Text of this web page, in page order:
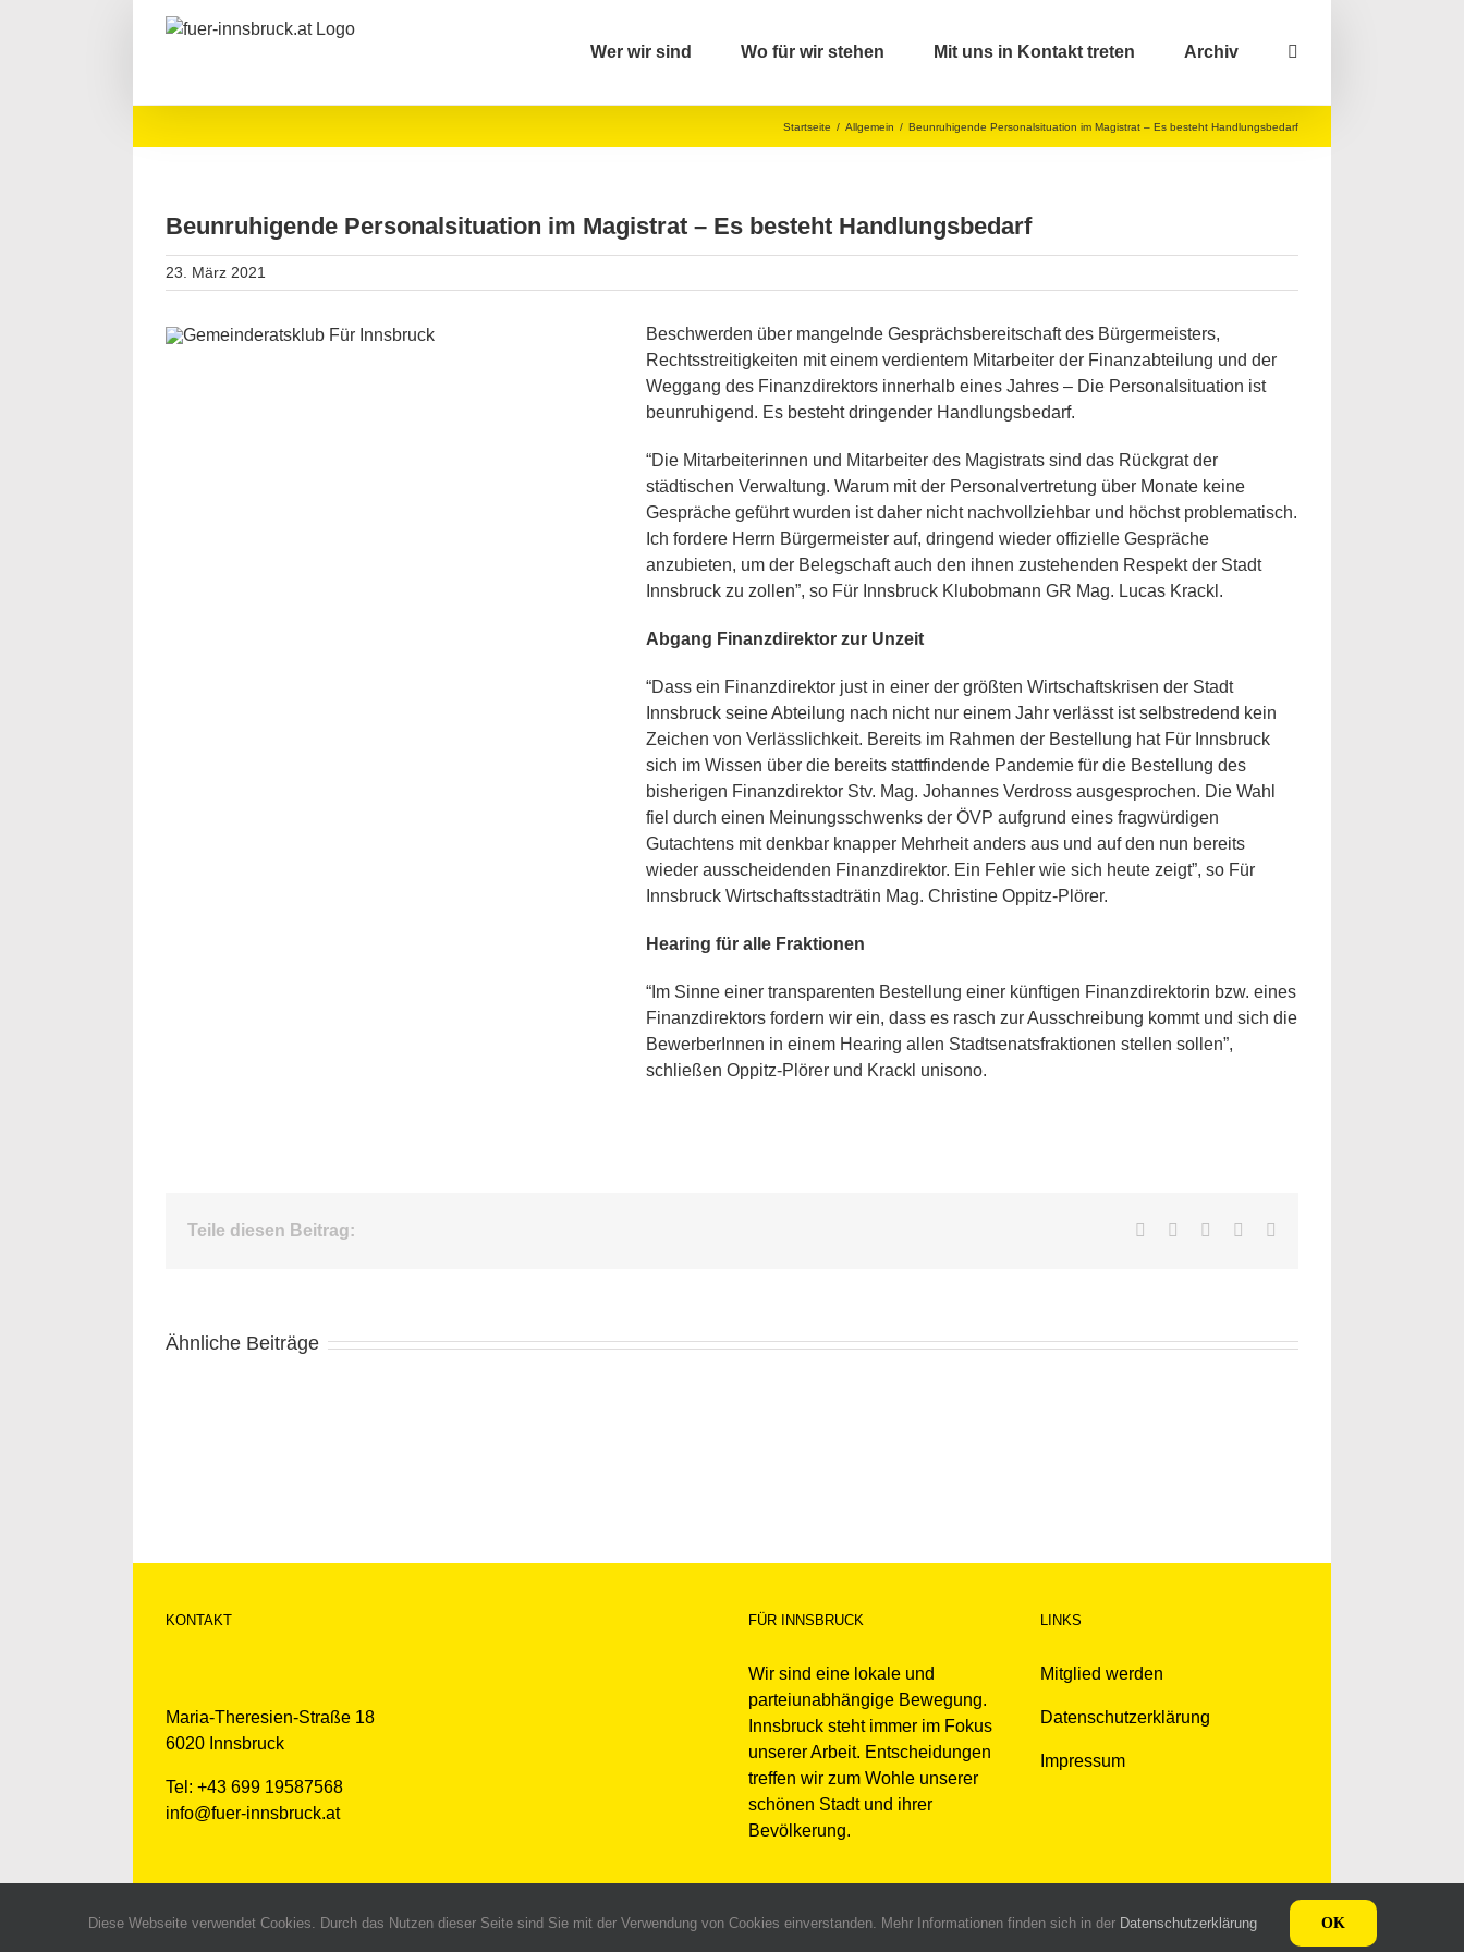
Wer wir sind Wo für wir stehen Mit uns in Kontakt treten Archiv
Startseite / Allgemein / Beunruhigende Personalsituation im Magistrat – Es besteht Handlungsbedarf
Beunruhigende Personalsituation im Magistrat – Es besteht Handlungsbedarf
23. März 2021
Beschwerden über mangelnde Gesprächsbereitschaft des Bürgermeisters,
Rechtsstreitigkeiten mit einem verdientem Mitarbeiter der Finanzabteilung und der
Weggang des Finanzdirektors innerhalb eines Jahres – Die Personalsituation ist
beunruhigend. Es besteht dringender Handlungsbedarf.
“Die Mitarbeiterinnen und Mitarbeiter des Magistrats sind das Rückgrat der
städtischen Verwaltung. Warum mit der Personalvertretung über Monate keine
Gespräche geführt wurden ist daher nicht nachvollziehbar und höchst problematisch.
Ich fordere Herrn Bürgermeister auf, dringend wieder offizielle Gespräche
anzubieten, um der Belegschaft auch den ihnen zustehenden Respekt der Stadt
Innsbruck zu zollen”, so Für Innsbruck Klubobmann GR Mag. Lucas Krackl.
Abgang Finanzdirektor zur Unzeit
“Dass ein Finanzdirektor just in einer der größten Wirtschaftskrisen der Stadt
Innsbruck seine Abteilung nach nicht nur einem Jahr verlässt ist selbstredend kein
Zeichen von Verlässlichkeit. Bereits im Rahmen der Bestellung hat Für Innsbruck
sich im Wissen über die bereits stattfindende Pandemie für die Bestellung des
bisherigen Finanzdirektor Stv. Mag. Johannes Verdross ausgesprochen. Die Wahl
fiel durch einen Meinungsschwenks der ÖVP aufgrund eines fragwürdigen
Gutachtens mit denkbar knapper Mehrheit anders aus und auf den nun bereits
wieder ausscheidenden Finanzdirektor. Ein Fehler wie sich heute zeigt”, so Für
Innsbruck Wirtschaftsstadträtin Mag. Christine Oppitz-Plörer.
Hearing für alle Fraktionen
“Im Sinne einer transparenten Bestellung einer künftigen Finanzdirektorin bzw. eines
Finanzdirektors fordern wir ein, dass es rasch zur Ausschreibung kommt und sich die
BewerberInnen in einem Hearing allen Stadtsenatsfraktionen stellen sollen”,
schließen Oppitz-Plörer und Krackl unisono.
Teile diesen Beitrag: Facebook
TwitterLinkedInWhatsApp
Ähnliche Beiträge
KONTAKT
Maria-Theresien-Straße 18
6020 Innsbruck
Tel: +43 699 19587568
info@fuer-innsbruck.at
FÜR INNSBRUCK
Wir sind eine lokale und
parteiunabhängige Bewegung.
Innsbruck steht immer im Fokus
unserer Arbeit. Entscheidungen
treffen wir zum Wohle unserer
schönen Stadt und ihrer
Bevölkerung.
LINKS
Mitglied werden
Datenschutzerklärung
Impressum
© 2020 Für Innsbruck Verein zur Förderung der Politik, Kultur und Wirtschaft in der Landeshauptstadt Innsbruck
Diese Webseite verwendet Cookies. Durch das Nutzen dieser Seite sind Sie mit der Verwendung von Cookies einverstanden. Mehr Informationen finden sich in der Datenschutzerklärung OK